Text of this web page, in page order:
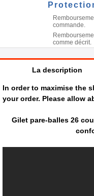
commande.
comme décrit.
La description
In order to maximise the
your order. Please allow
Gilet pare-balles 26